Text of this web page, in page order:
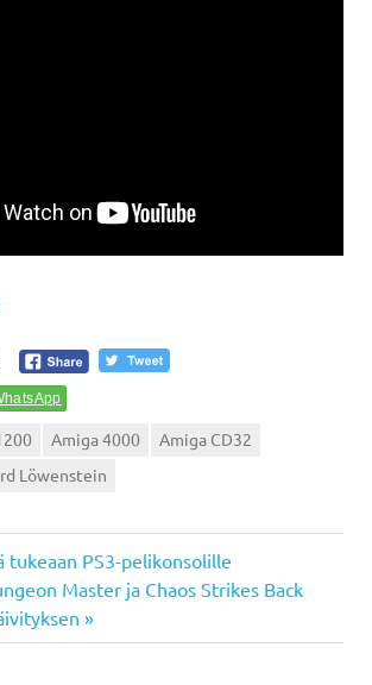
Amiga 4000
Amiga CD32
Löwenstein
tukeaan PS3-pelikonsolille
Master ja Chaos Strikes Back